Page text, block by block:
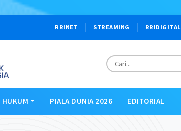
RRINET STREAMING RRIDIGITAL
HUKUM PIALA DUNIA 2026 EDITORIAL